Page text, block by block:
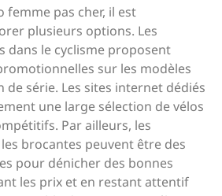
pas cher, il est
plusieurs options. Les
dans le cyclisme proposent
sur les modèles
de série. Les sites internet dédiés
une large sélection de vélos
Par ailleurs, les
brocantes peuvent être des
pour dénicher des bonnes
les prix et en restant attentif